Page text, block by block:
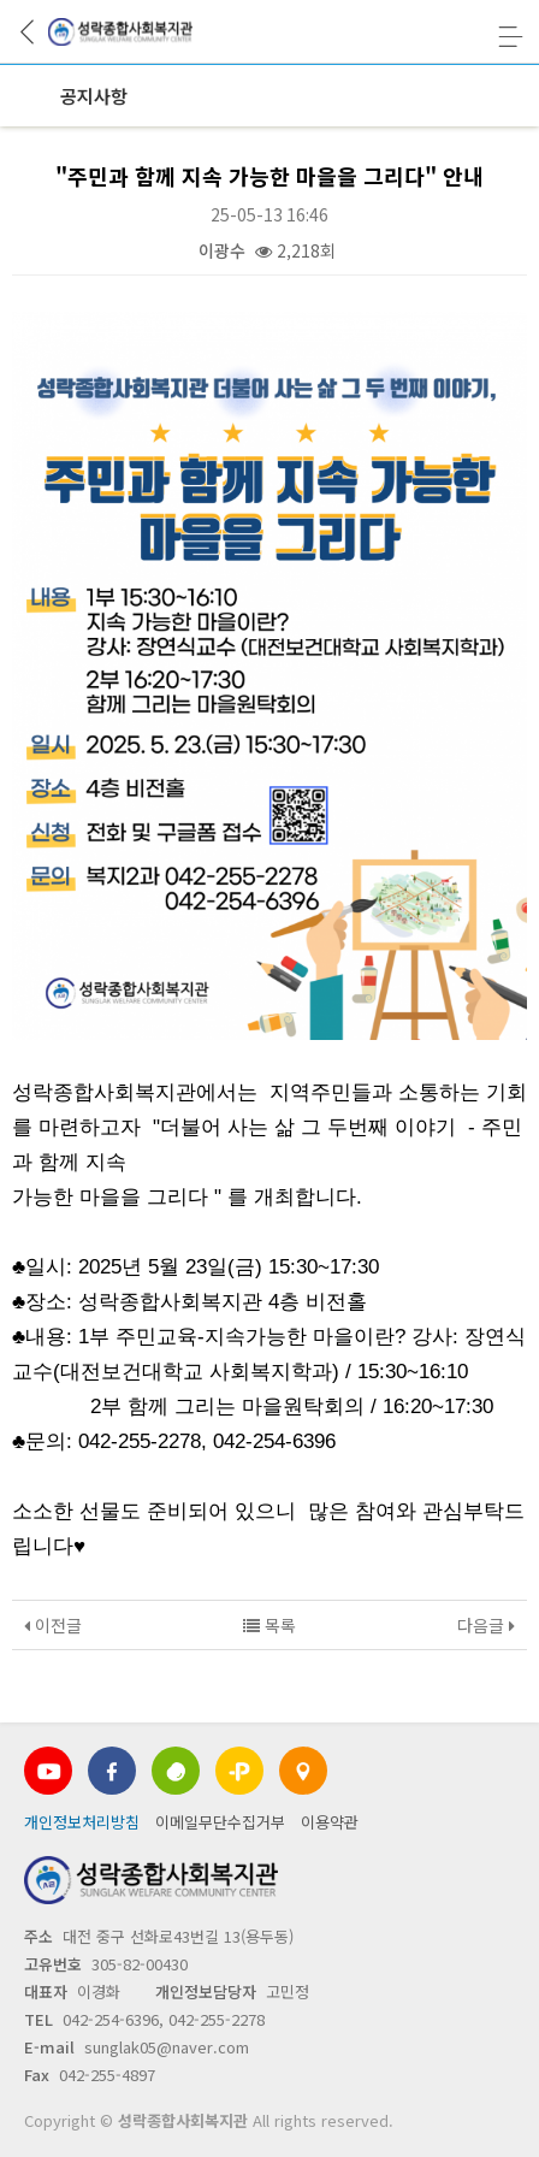
공지사항
"주민과 함께 지속 가능한 마을을 그리다" 안내
25-05-13 16:46
이광수
2,218회
성락종합사회복지관에서는 지역주민들과 소통하는 기회
를 마련하고자 "더불어 사는 삶 그 두번째 이야기 - 주민
과 함께 지속
가능한 마을을 그리다 " 를 개최합니다.
♣일시: 2025년 5월 23일(금) 15:30~17:30
♣장소: 성락종합사회복지관 4층 비전홀
♣내용: 1부 주민교육-지속가능한 마을이란? 강사: 장연식
교수(대전보건대학교 사회복지학과) / 15:30~16:10
2부 함께 그리는 마을원탁회의 / 16:20~17:30
♣문의: 042-255-2278, 042-254-6396
소소한 선물도 준비되어 있으니 많은 참여와 관심부탁드
립니다♥
이전글 다음글
목록
개인정보처리방침 이메일무단수집거부 이용약관
주소 대전 중구 선화로43번길 13(용두동)
고유번호 305-82-00430
대표자 이경화 개인정보담당자 고민정
TEL 042-254-6396, 042-255-2278
E-mail sunglak05@naver.com
Fax 042-255-4897
Copyright © 성락종합사회복지관 All rights reserved.